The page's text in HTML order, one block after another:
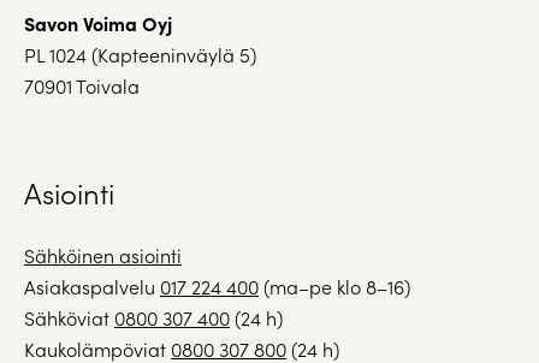
Savon Voima Oyj
PL 1024 (Kapteeninväylä 5)
70901 Toivala
Asiointi
Sähköinen asiointi
Asiakaspalvelu 017 224 400(ma–pe klo 8–16)
Sähköviat 0800 307 400(24 h)
Kaukolämpöviat 0800 307 800(24 h)